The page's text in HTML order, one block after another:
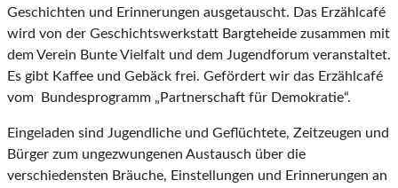
Geschichten und Erinnerungen ausgetauscht. Das Erzählcafé
wird von der Geschichtswerkstatt Bargteheide zusammen mit
dem Verein Bunte Vielfalt und dem Jugendforum veranstaltet.
Es gibt Kaffee und Gebäck frei. Gefördert wir das Erzählcafé
vom Bundesprogramm „Partnerschaft für Demokratie“.
Eingeladen sind Jugendliche und Geflüchtete, Zeitzeugen und
Bürger zum ungezwungenen Austausch über die
verschiedensten Bräuche, Einstellungen und Erinnerungen an